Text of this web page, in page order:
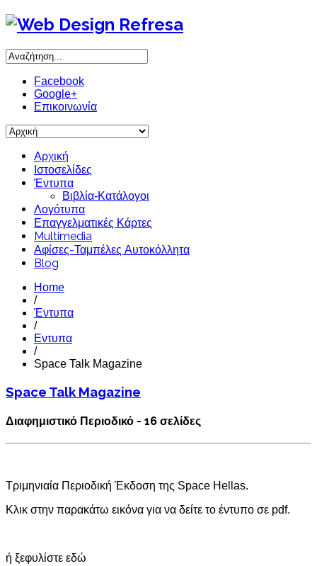
Facebook
Google+
Επικοινωνία
Αρχική
Ιστοσελίδες
Έντυπα
Βιβλία-Κατάλογοι
Λογότυπα
Επαγγελματικές Κάρτες
Multimedia
Αφίσες-Ταμπέλες Αυτοκόλλητα
Blog
Home
/
Έντυπα
/
Εντυπα
/
Space Talk Magazine
Space Talk Magazine
Διαφημιστικό Περιοδικό - 16 σελίδες
Τριμηνιαία Περιοδική Έκδοση της Space Hellas.
Κλικ στην παρακάτω εικόνα για να δείτε το έντυπο σε pdf.
ή ξεφυλίστε εδώ